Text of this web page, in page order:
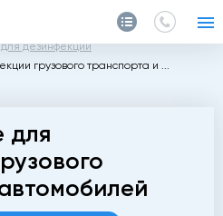
дезинфекции
грузового транспорта и ...
для